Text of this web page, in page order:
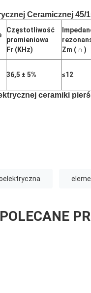
Ceramicznej 45/
Częstotliwość
promieniowa
Fr (KHz)
Zm ( ∩ )
36,5 ± 5% ≤12
ceramiki
POLECANE